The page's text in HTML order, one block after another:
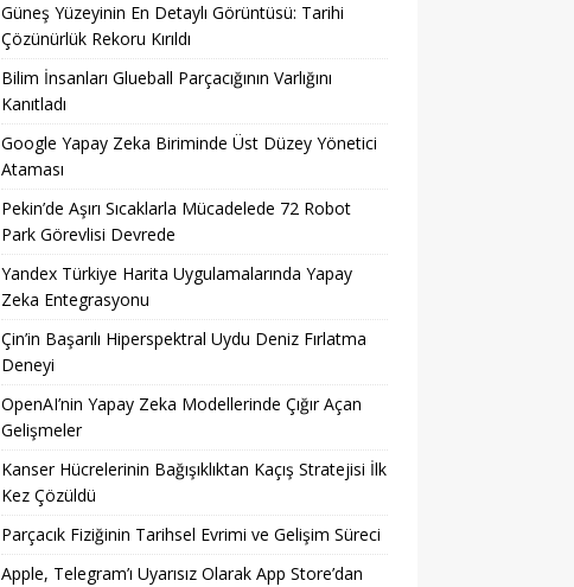
Güneş Yüzeyinin En Detaylı Görüntüsü: Tarihi
Çözünürlük Rekoru Kırıldı
Bilim İnsanları Glueball Parçacığının Varlığını
Kanıtladı
Google Yapay Zeka Biriminde Üst Düzey Yönetici
Ataması
Pekin’de Aşırı Sıcaklarla Mücadelede 72 Robot
Park Görevlisi Devrede
Yandex Türkiye Harita Uygulamalarında Yapay
Zeka Entegrasyonu
Çin’in Başarılı Hiperspektral Uydu Deniz Fırlatma
Deneyi
OpenAI’nin Yapay Zeka Modellerinde Çığır Açan
Gelişmeler
Kanser Hücrelerinin Bağışıklıktan Kaçış Stratejisi İlk
Kez Çözüldü
Parçacık Fiziğinin Tarihsel Evrimi ve Gelişim Süreci
Apple, Telegram’ı Uyarısız Olarak App Store’dan